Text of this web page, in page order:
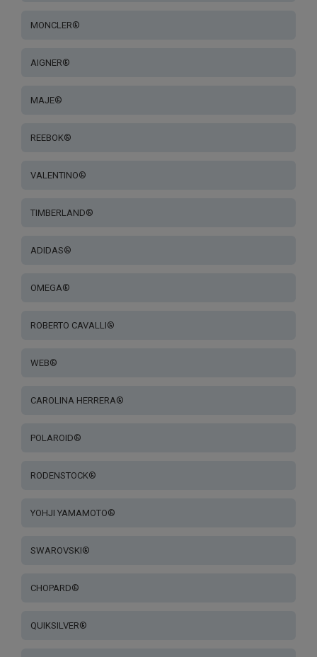
MONCLER®
AIGNER®
MAJE®
REEBOK®
VALENTINO®
TIMBERLAND®
ADIDAS®
OMEGA®
ROBERTO CAVALLI®
WEB®
CAROLINA HERRERA®
POLAROID®
RODENSTOCK®
YOHJI YAMAMOTO®
SWAROVSKI®
CHOPARD®
QUIKSILVER®